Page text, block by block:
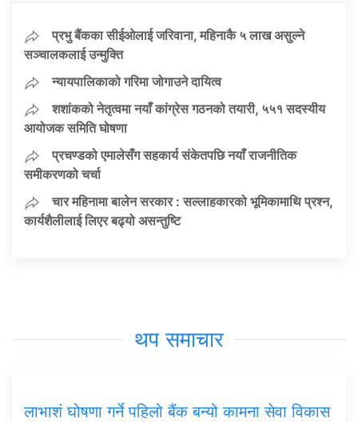
प्रभु बैंकका सीईओलाई जरिवाना, महिनाकै ५ लाख असुल्ने
सञ्चालकलाई उन्मुक्ति
न्यायपालिकाको गरिमा जोगाउने दायित्व
शशांकको नेतृत्वमा नयाँ कांग्रेस गठनको तयारी, ५५१ सदस्यीय
आयोजक समिति घोषणा
प्रचण्डको एमालेसँग सहकार्य संकेतपछि नयाँ राजनीतिक
समीकरणको चर्चा
चार महिनामा बालेन सरकार : सल्लाहकारको भूमिकामाथि प्रश्न,
कार्यशैलीलाई लिएर बढ्यो असन्तुष्टि
थप समाचार
लाभाशं घोषणा गर्ने पहिलो बैंक बन्यो कामना सेवा विकास